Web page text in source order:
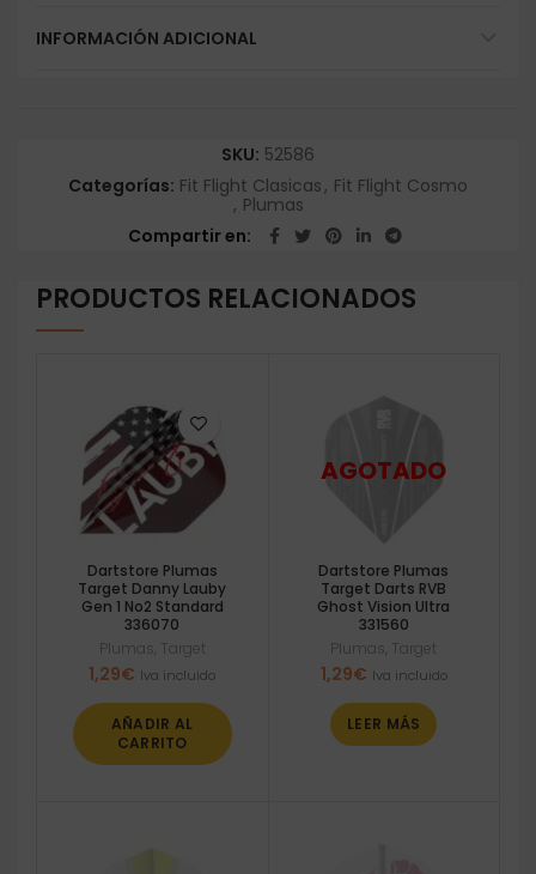
INFORMACIÓN ADICIONAL
SKU: 52586
Categorías: Fit Flight Clasicas, Fit Flight Cosmo
, Plumas
Compartir en
PRODUCTOS RELACIONADOS
Dartstore Plumas
Target Danny Lauby
Gen 1 No2 Standard
336070
Plumas Target
1,29€ Iva incluido
AÑADIR AL
CARRITO
Dartstore Plumas
Target Darts RVB
Ghost Vision Ultra
331560
Plumas Target
1,29€ Iva incluido
LEER MÁS